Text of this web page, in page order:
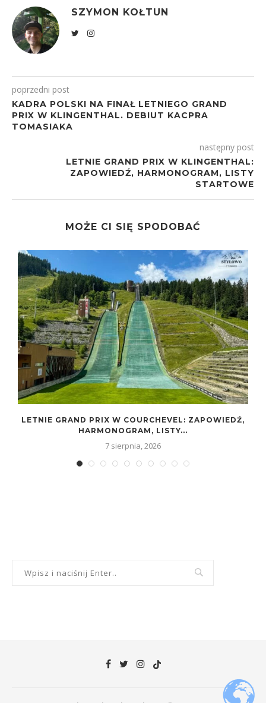
SZYMON KOŁTUN
poprzedni post
KADRA POLSKI NA FINAŁ LETNIEGO GRAND
PRIX W KLINGENTHAL. DEBIUT KACPRA
TOMASIAKA
następny post
LETNIE GRAND PRIX W KLINGENTHAL:
ZAPOWIEDŹ, HARMONOGRAM, LISTY
STARTOWE
MOŻE CI SIĘ SPODOBAĆ
LETNIE GRAND PRIX W COURCHEVEL: ZAPOWIEDŹ,
HARMONOGRAM, LISTY...
7 sierpnia, 2026